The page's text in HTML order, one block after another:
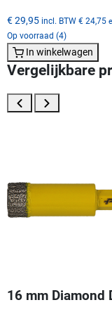
€ 29,95 incl. BTW € 24,75
Op voorraad (4)
In winkelwagen
Vergelijkbare
16 mm Diamond